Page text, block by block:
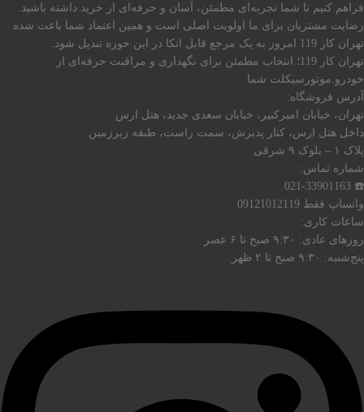
فراهم کنیم تا شما تجربه‌ای مطمئن، آسان و حرفه‌ای از خرید داشته باشید.
رضایت مشتریان برای ما اولویت اصلی است و همین اعتماد شما باعث شده
تهران کار 119 امروز به یک مرجع قابل اتکا در این حوزه تبدیل شود.
تهران کار 119؛ انتخاب مطمئن برای نگهداری و مراقبت حرفه‌ای از
خودرو.موتورسیکلت شما
آدرس فروشگاه:
تهران، خیابان امیرکبیر، خیابان سعدی جدید، هتل ارس
داخل هتل ارس، کنار پذیرش، سمت راست، طبقه زیرزمین
پلاک ۱ – بلوک ۹ شرقی
شماره تماس:
☎️ 021-33901163
واتساپ فقط 09121012119
ساعات کاری:
روزهای عادی: ۹:۳۰ صبح تا ۶ عصر
پنج‌شنبه: ۹:۳۰ صبح تا ۲ ظهر